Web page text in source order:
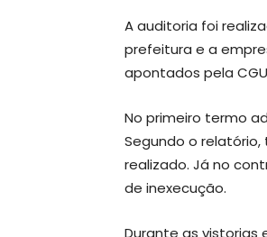
A auditoria foi
prefeitura e a
apontados pela
No primeiro termo
Segundo o
realizado. Já no
de inexecução.
Durante as vistorias